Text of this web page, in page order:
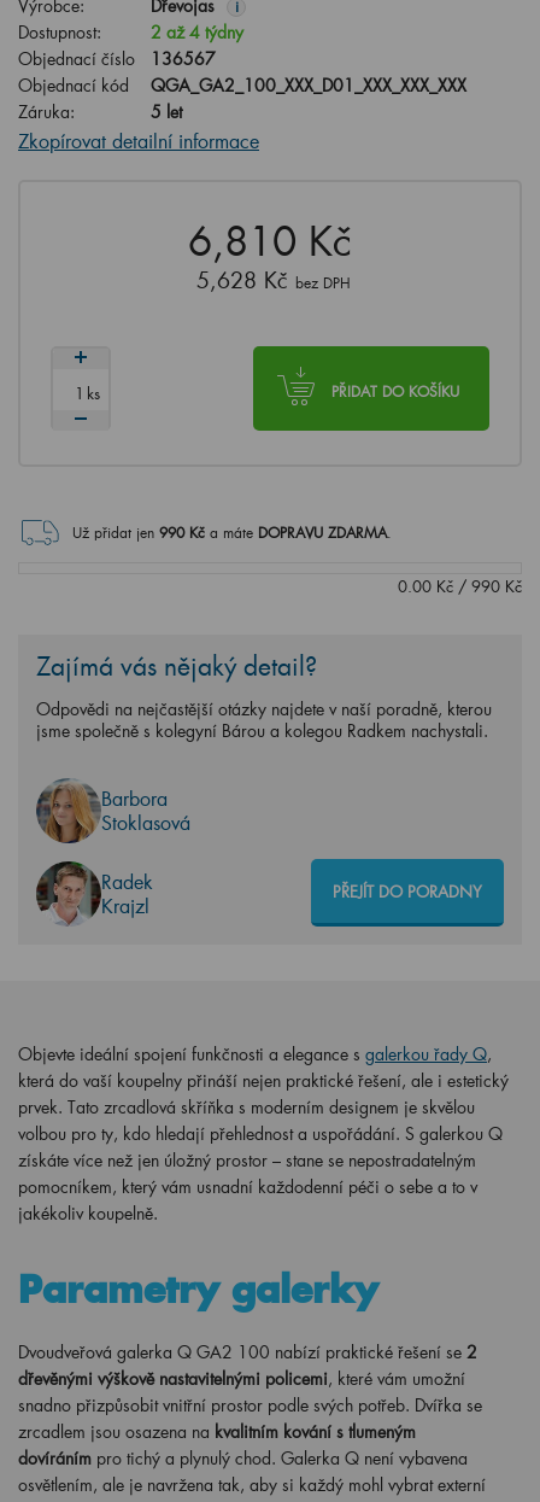
Výrobce: Dřevojas i
Dostupnost:
2 až 4 týdny
Objednací číslo
136567
Objednací kód
QGA_GA2_100_XXX_D01_XXX_XXX_XXX
Záruka:
5 let
Zkopírovat detailní informace
6,810 Kč
5,628 Kč bez DPH
PŘIDAT DO KOŠÍKU
ks
Už přidat jen 990Kč a máte DOPRAVU ZDARMA.
0.00 Kč / 990 Kč
Zajímá vás nějaký detail?
Odpovědi na nejčastější otázky najdete v naší poradně, kterou
jsme společně s kolegyní Bárou a kolegou Radkem nachystali.
Barbora
Stoklasová
Radek
Krajzl
PŘEJÍT DO PORADNY
Objevte ideální spojení funkčnosti a elegance s galerkou řady Q,
která do vaší koupelny přináší nejen praktické řešení, ale i estetický
prvek. Tato zrcadlová skříňka s moderním designem je skvělou
volbou pro ty, kdo hledají přehlednost a uspořádání. S galerkou Q
získáte více než jen úložný prostor – stane se nepostradatelným
pomocníkem, který vám usnadní každodenní péči o sebe a to v
jakékoliv koupelně.
Parametry galerky
Dvoudveřová galerka Q GA2 100 nabízí praktické řešení se 2
dřevěnými výškově nastavitelnými policemi, které vám umožní
snadno přizpůsobit vnitřní prostor podle svých potřeb. Dvířka se
zrcadlem jsou osazena na kvalitním kování s tlumeným
dovíráním pro tichý a plynulý chod. Galerka Q není vybavena
osvětlením, ale je navržena tak, aby si každý mohl vybrat externí